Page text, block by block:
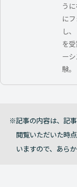
う
に
し
を
ー
験。
記事の内容は、記
閲覧いただいた時
いますので、あら